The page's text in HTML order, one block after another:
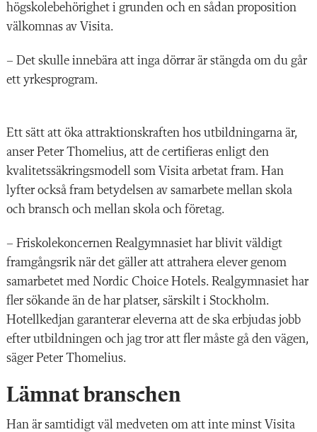
högskolebehörighet i grunden och en sådan proposition
välkomnas av Visita.
– Det skulle innebära att inga dörrar är stängda om du går
ett yrkesprogram.
Ett sätt att öka attraktionskraften hos utbildningarna är,
anser Peter Thomelius, att de certifieras enligt den
kvalitetssäkringsmodell som Visita arbetat fram. Han
lyfter också fram betydelsen av samarbete mellan skola
och bransch och mellan skola och företag.
– Friskolekoncernen Realgymnasiet har blivit väldigt
framgångsrik när det gäller att attrahera elever genom
samarbetet med Nordic Choice Hotels. Realgymnasiet har
fler sökande än de har platser, särskilt i Stockholm.
Hotellkedjan garanterar eleverna att de ska erbjudas jobb
efter utbildningen och jag tror att fler måste gå den vägen,
säger Peter Thomelius.
Lämnat branschen
Han är samtidigt väl medveten om att inte minst Visita